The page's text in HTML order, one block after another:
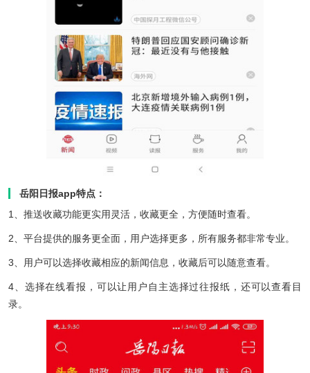
岳阳日报app特点：
1、推送收藏功能更实用灵活，收藏更全，方便随时查看。
2、平台提供的服务更全面，用户选择更多，所有服务都非常专业。
3、用户可以选择收藏相应的新闻信息，收藏后可以随意查看。
4、选择在线看报，可以让用户自主选择过往报纸，还可以查看目
录。